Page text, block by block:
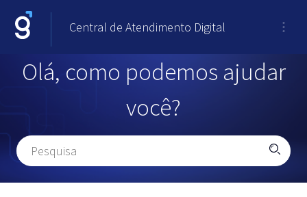
Central de Atendimento Digital
Olá, como podemos ajudar
você?